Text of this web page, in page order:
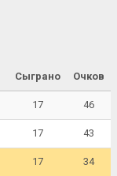
Сыграно Очков
17 46
17 43
17 34